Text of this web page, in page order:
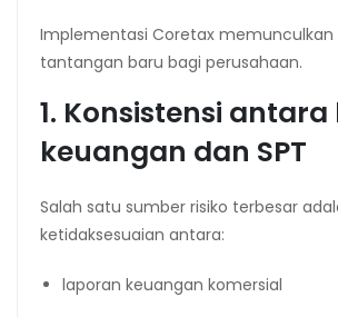
Implementasi Coretax memunculkan
tantangan baru bagi perusahaan.
1. Konsistensi
keuangan dan SPT
Salah satu sumber risiko terbesar
ketidaksesuaian antara:
laporan keuangan komersial